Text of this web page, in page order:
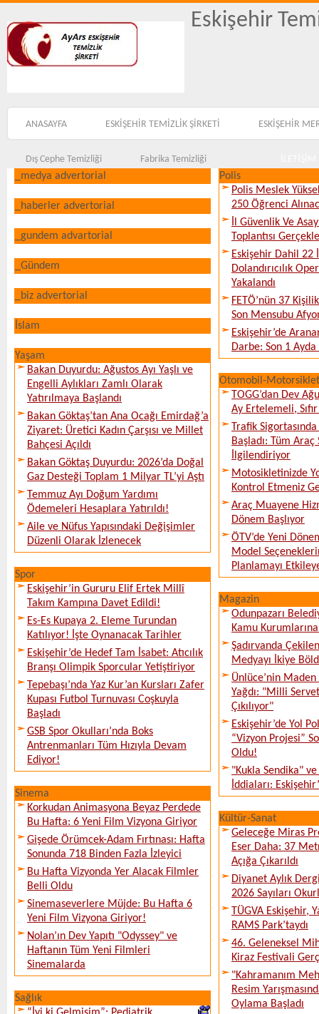
Eskişehir
ANASAYFA ESKİŞEHİR TEMİZLİK ŞİRKETİ ESKİŞEHİR
Dış Cephe Temizliği Fabrika Temizliği
_medya advertorial
_haberler advertorial
_gundem advartorial
_Gündem
_biz advertorial
İslam
Yaşam
Bakan Duyurdu: Ağustos Ayı Yaşlı ve
Engelli Aylıkları Zamlı Olarak
Yatırılmaya Başlandı
Bakan Göktaş’tan Ana Ocağı Emirdağ’a
Ziyaret: Üretici Kadın Çarşısı ve Millet
Bahçesi Açıldı
Bakan Göktaş Duyurdu: 2026’da Doğal
Gaz Desteği Toplam 1 Milyar TL’yi Aştı
Temmuz Ayı Doğum Yardımı
Ödemeleri Hesaplara Yatırıldı!
Aile ve Nüfus Yapısındaki Değişimler
Düzenli Olarak İzlenecek
Spor
Eskişehir’in Gururu Elif Ertek Millî
Takım Kampına Davet Edildi!
Es-Es Kupaya 2. Eleme Turundan
Katılıyor! İşte Oynanacak Tarihler
Eskişehir’de Hedef Tam İsabet: Atıcılık
Branşı Olimpik Sporcular Yetiştiriyor
Tepebaşı’nda Yaz Kur’an Kursları Zafer
Kupası Futbol Turnuvası Coşkuyla
Başladı
GSB Spor Okulları’nda Boks
Antrenmanları Tüm Hızıyla Devam
Ediyor!
Sinema
Korkudan Animasyona Beyaz Perdede
Bu Hafta: 6 Yeni Film Vizyona Giriyor
Gişede Örümcek-Adam Fırtınası: Hafta
Sonunda 718 Binden Fazla İzleyici
Bu Hafta Vizyonda Yer Alacak Filmler
Belli Oldu
Sinemaseverlere Müjde: Bu Hafta 6
Yeni Film Vizyona Giriyor!
Nolan’ın Dev Yapıtı "Odyssey" ve
Haftanın Tüm Yeni Filmleri
Sinemalarda
Sağlık
Polis
Polis Meslek
250 Öğrenci
İl Güvenlik Ve
Toplantısı
Eskişehir Dahil
Dolandırıcılık
Yakalandı
FETÖ’nün 37
Son Mensubu
Eskişehir’de
Darbe: Son 1 Ayda
Otomobil-Motorsiklet
TOGG’dan Dev
Ay Ertelemeli,
Trafik
Başladı: Tüm
İlgilendiriyor
Motosikletinizde
Kontrol Etmeniz
Araç Muayene
Dönem Başlıyor
ÖTV’de Yeni
Model
Planlamayı
Magazin
Odunpazarı
Kamu Kurumlarına
Şadırvanda
Medyayı İkiye
Ünlüce’nin Maden
Yağdı: "Milli
Çıkılıyor"
Eskişehir’de Yol
“Vizyon Projesi”
Oldu!
"Kukla Sendika"
İddiaları:
Kültür-Sanat
Geleceğe Miras
Eser Daha: 37
Açığa Çıkarıldı
Diyanet Aylık
2026 Sayıları
TÜGVA Eskişehir,
RAMS Park’taydı
46. Geleneksel
Kiraz Festivali
"Kahramanım
Resim
Oylama Başladı